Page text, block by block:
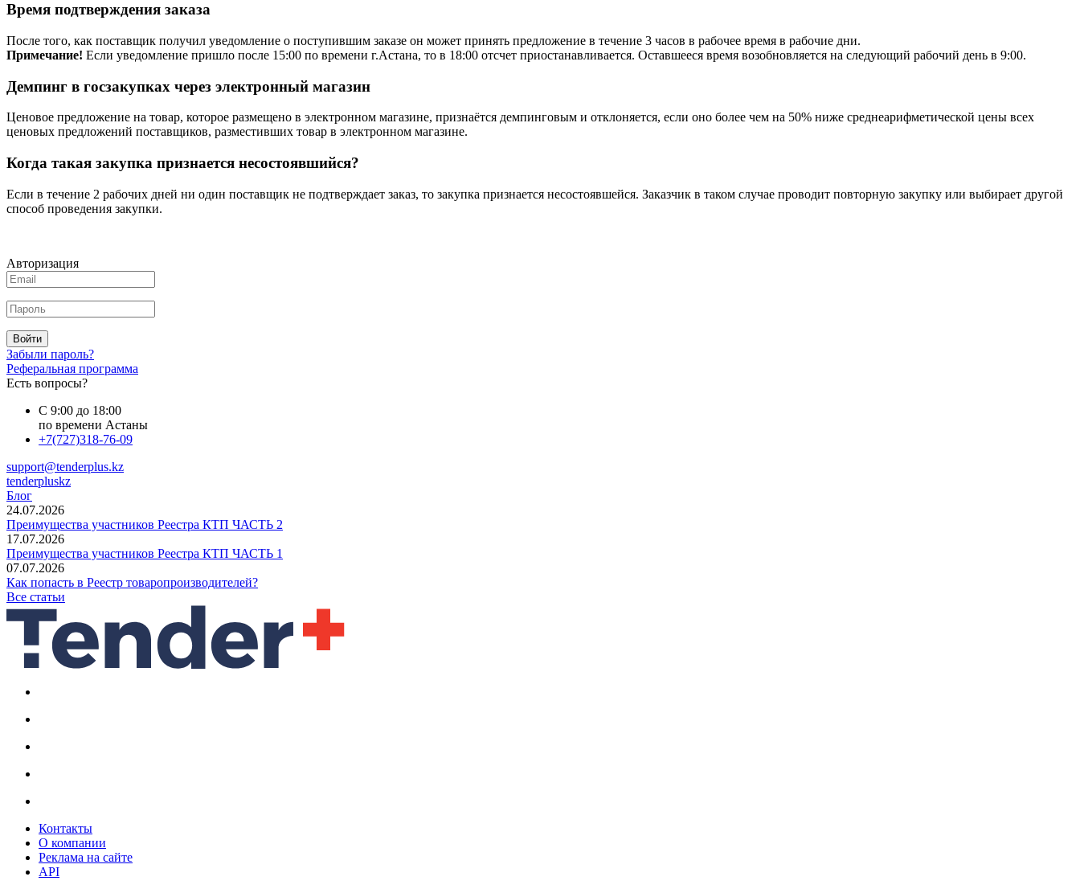
Время подтверждения заказа
После того, как поставщик получил уведомление о поступившим заказе он может принять предложение в течение 3 часов в рабочее время в рабочие дни.
Примечание! Если уведомление пришло после 15:00 по времени г.Астана, то в 18:00 отсчет приостанавливается. Оставшееся время возобновляется на следующий рабочий день в 9:00.
Демпинг в госзакупках через электронный магазин
Ценовое предложение на товар, которое размещено в электронном магазине, признаётся демпинговым и отклоняется, если оно более чем на 50% ниже среднеарифметической цены всех
ценовых предложений поставщиков, разместивших товар в электронном магазине.
Когда такая закупка признается несостоявшийся?
Если в течение 2 рабочих дней ни один поставщик не подтверждает заказ, то закупка признается несостоявшейся. Заказчик в таком случае проводит повторную закупку или выбирает другой
способ проведения закупки.
Авторизация
Войти
Забыли пароль?
Реферальная программа
Есть вопросы?
С 9:00 до 18:00
по времени Астаны
+7(727)318-76-09
support@tenderplus.kz
tenderpluskz
Блог
24.07.2026
Преимущества участников Реестра КТП ЧАСТЬ 2
17.07.2026
Преимущества участников Реестра КТП ЧАСТЬ 1
07.07.2026
Как попасть в Реестр товаропроизводителей?
Все статьи
Контакты
О компании
Реклама на сайте
API